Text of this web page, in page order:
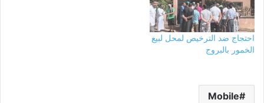
احتجاج ضد الترخيص لمحل لبيع
الخمور بالبروج
Mobile